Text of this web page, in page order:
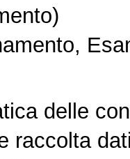
delle
raccolta